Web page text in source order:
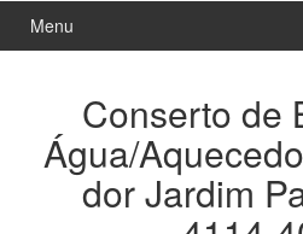
Menu
Conserto de
Água/
dor Jardim